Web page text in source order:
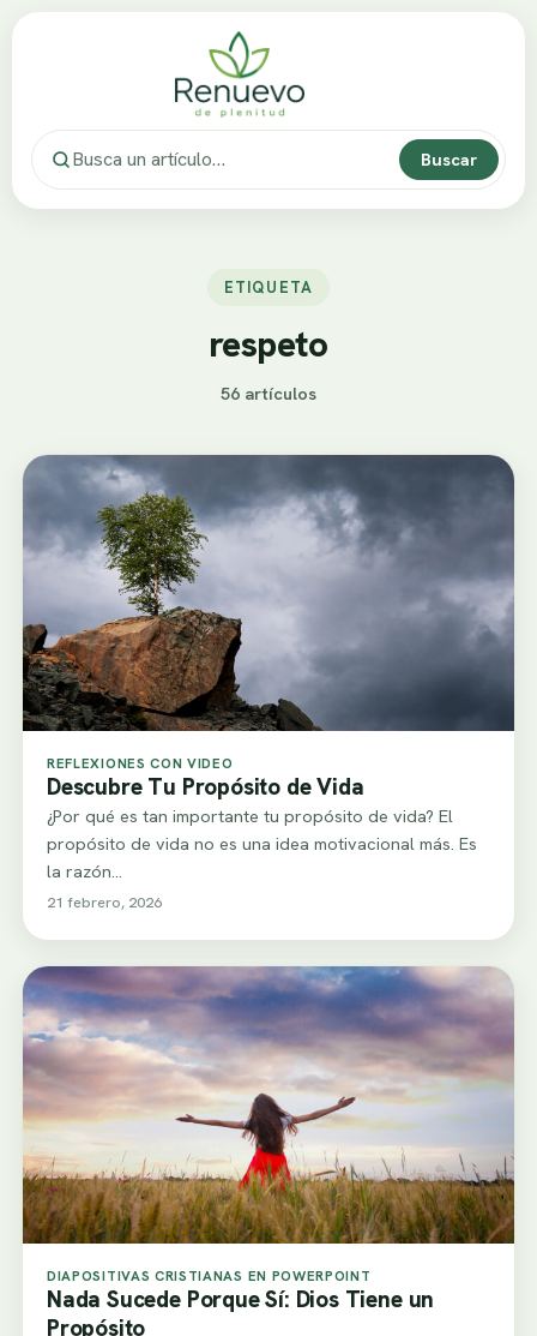
Buscar
ETIQUETA
respeto
56 artículos
REFLEXIONES CON VIDEO
Descubre Tu Propósito de Vida
¿Por qué es tan importante tu propósito de vida? El
propósito de vida no es una idea motivacional más. Es
la razón…
21 febrero, 2026
DIAPOSITIVAS CRISTIANAS EN POWERPOINT
Nada Sucede Porque Sí: Dios Tiene un
Propósito